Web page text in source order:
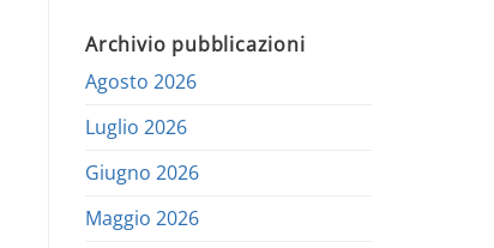
Archivio pubblicazioni
Agosto 2026
Luglio 2026
Giugno 2026
Maggio 2026